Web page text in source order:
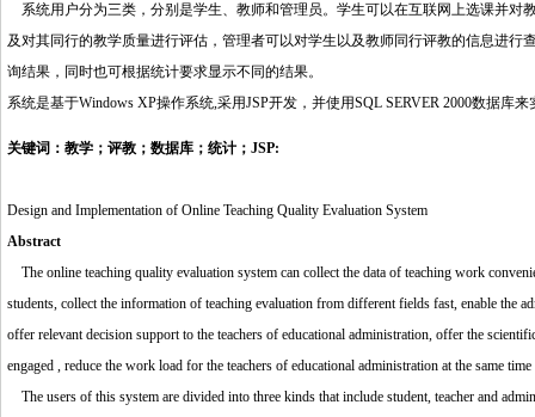
系统用户分为三类，分别是学生、教师和管理员。学生可以在互联网上选课并对
及对其同行的教学质量进行评估，管理者可以对学生以及教师同行评教的信息进
询结果，同时也可根据统计要求显示不同的结果。
系统是基于Windows XP操作系统,采用JSP开发，并使用SQL SERVER 2000数据库来
关键词：教学；评教；数据库；统计；JSP:
Design and Implementation of Online Teaching Quality Evaluation System
Abstract
The online teaching quality evaluation system can collect the data of teaching work
students, collect the information of teaching evaluation from different fields fast, enable the
offer relevant decision support to the teachers of educational administration, offer the
engaged , reduce the work load for the teachers of educational administration at the same
The users of this system are divided into three kinds that include student, teacher and